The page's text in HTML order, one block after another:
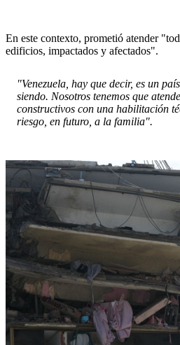
En este contexto, prometió atender
edificios, impactados y afectados".
"Venezuela, hay que decir, es un
siendo. Nosotros tenemos que
constructivos con una habilitación
riesgo, en futuro, a la familia".